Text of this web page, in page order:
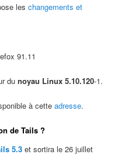
leschangements et
91.11
dunoyau Linux 5.10.120-1.
à cetteadresse.
de Tails ?
5.3 et sortira le 26 juillet